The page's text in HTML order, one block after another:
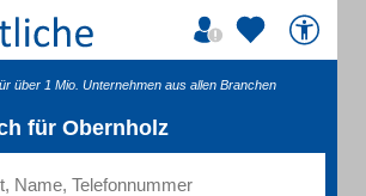
über 1 Mio. Unternehmen aus allen Branchen
für Obernholz